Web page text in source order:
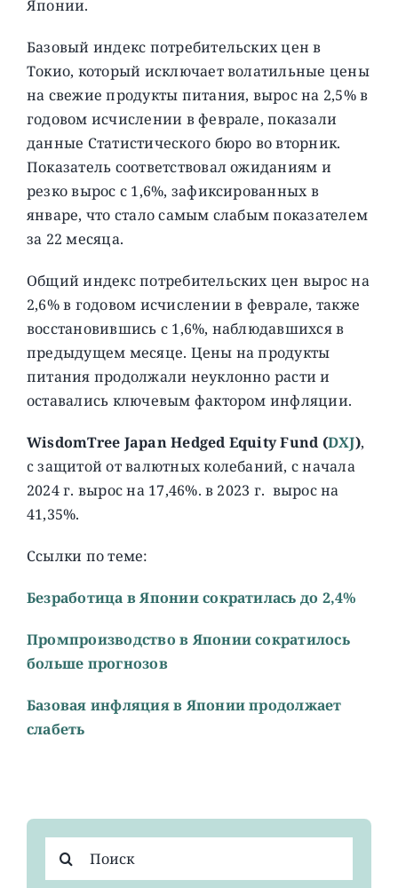
Японии.
Базовый индекс потребительских цен в
Токио, который исключает волатильные цены
на свежие продукты питания, вырос на 2,5% в
годовом исчислении в феврале, показали
данные Статистического бюро во вторник.
Показатель соответствовал ожиданиям и
резко вырос с 1,6%, зафиксированных в
январе, что стало самым слабым показателем
за 22 месяца.
Общий индекс потребительских цен вырос на
2,6% в годовом исчислении в феврале, также
восстановившись с 1,6%, наблюдавшихся в
предыдущем месяце. Цены на продукты
питания продолжали неуклонно расти и
оставались ключевым фактором инфляции.
WisdomTree Japan Hedged Equity Fund (DXJ),
c защитой от валютных колебаний, с начала
2024 г. вырос на 17,46%. в 2023 г. вырос на
41,35%.
Ссылки по теме:
Безработица в Японии сократилась до 2,4%
Промпроизводство в Японии сократилось
больше прогнозов
Базовая инфляция в Японии продолжает
слабеть
поиска: